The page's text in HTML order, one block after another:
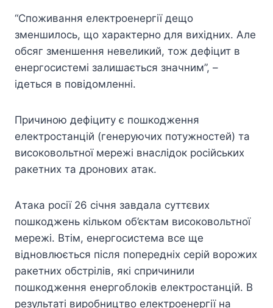
“Споживання електроенергії дещо
зменшилось, що характерно для вихідних. Але
обсяг зменшення невеликий, тож дефіцит в
енергосистемі залишається значним”, –
ідеться в повідомленні.
Причиною дефіциту є пошкодження
електростанцій (генеруючих потужностей) та
високовольтної мережі внаслідок російських
ракетних та дронових атак.
Атака росії 26 січня завдала суттєвих
пошкоджень кільком об’єктам високовольтної
мережі. Втім, енергосистема все ще
відновлюється після попередніх серій ворожих
ракетних обстрілів, які спричинили
пошкодження енергоблоків електростанцій. В
результаті виробництво електроенергії на